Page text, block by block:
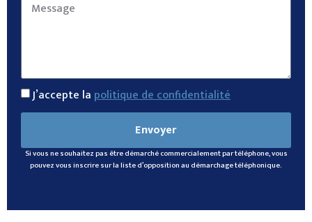
J’accepte la politique de confidentialité
Envoyer
Si vous ne souhaitez pas être démarché commercialement par téléphone, vous
pouvez vous inscrire sur la liste d’opposition au démarchage téléphonique.